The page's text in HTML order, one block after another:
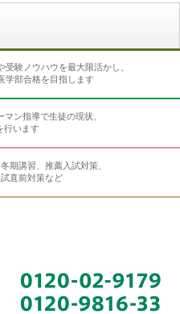
験ノウハウを最大限活かし、
学部合格を目指します
ン指導で生徒の現状、
行います
期講習、推薦入試対策、
直前対策など